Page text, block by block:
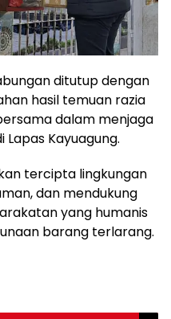
ditutup dengan
hasil temuan razia
dalam menjaga
Kayuagung.
tercipta lingkungan
dan mendukung
yang humanis
barang terlarang.